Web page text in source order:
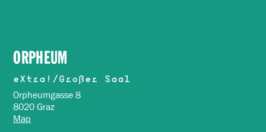
ORPHEUM
eXtra!/Großer Saal
Orpheumgasse 8
8020 Graz
Map